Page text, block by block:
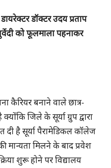
डॉक्टर उदय प्रताप
को फूलमाला पहनाकर
कैरियर बनाने वाले छात्र-
जिले के सूर्या ग्रुप द्वारा
दी है सूर्या पैरामेडिकल कॉलेज
मान्यता मिलने के बाद प्रवेश
शुरू होने पर विद्यालय